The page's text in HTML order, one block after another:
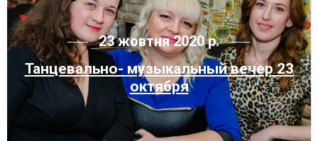
23 жовтня 2020 р.
Танцевально- музыкальный вечер 23
октября